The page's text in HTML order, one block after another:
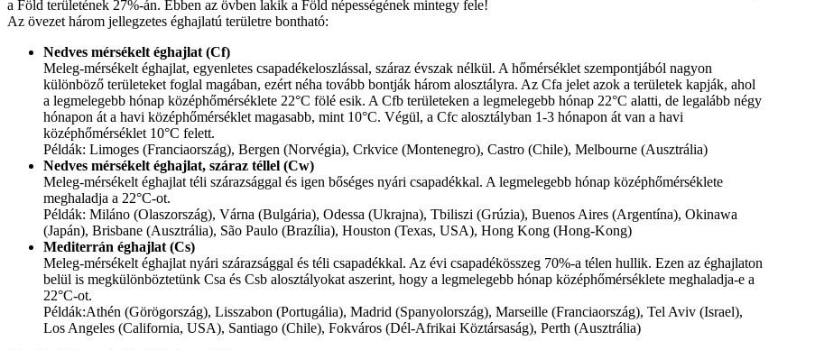
a Föld területének 27%-án. Ebben az övben lakik a Föld népességének mintegy fele!
Az övezet három jellegzetes éghajlatú területre bontható:
Nedves mérsékelt éghajlat (Cf)
Meleg-mérsékelt éghajlat, egyenletes csapadékeloszlással, száraz évszak nélkül. A hőmérséklet szempontjából nagyon
különböző területeket foglal magában, ezért néha tovább bontják három alosztályra. Az Cfa jelet azok a területek kapják, ahol
a legmelegebb hónap középhőmérséklete 22°C fölé esik. A Cfb területeken a legmelegebb hónap 22°C alatti, de legalább négy
hónapon át a havi középhőmérséklet magasabb, mint 10°C. Végül, a Cfc alosztályban 1-3 hónapon át van a havi
középhőmérséklet 10°C felett.
Példák: Limoges (Franciaország), Bergen (Norvégia), Crkvice (Montenegro), Castro (Chile), Melbourne (Ausztrália)
Nedves mérsékelt éghajlat, száraz téllel (Cw)
Meleg-mérsékelt éghajlat téli szárazsággal és igen bőséges nyári csapadékkal. A legmelegebb hónap középhőmérséklete
meghaladja a 22°C-ot.
Példák: Miláno (Olaszország), Várna (Bulgária), Odessa (Ukrajna), Tbiliszi (Grúzia), Buenos Aires (Argentína), Okinawa
(Japán), Brisbane (Ausztrália), São Paulo (Brazília), Houston (Texas, USA), Hong Kong (Hong-Kong)
Mediterrán éghajlat (Cs)
Meleg-mérsékelt éghajlat nyári szárazsággal és téli csapadékkal. Az évi csapadékösszeg 70%-a télen hullik. Ezen az éghajlaton
belül is megkülönböztetünk Csa és Csb alosztályokat aszerint, hogy a legmelegebb hónap középhőmérséklete meghaladja-e a
22°C-ot.
Példák:Athén (Görögország), Lisszabon (Portugália), Madrid (Spanyolország), Marseille (Franciaország), Tel Aviv (Israel),
Los Angeles (California, USA), Santiago (Chile), Fokváros (Dél-Afrikai Köztársaság), Perth (Ausztrália)